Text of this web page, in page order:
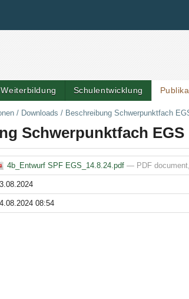
Schulentwicklung
/ Downloads / Beschreibung Schwerpunktfach
Schwerpunktfach EGS
4b_Entwurf SPF EGS_14.8.24.pdf — PDF
08:54